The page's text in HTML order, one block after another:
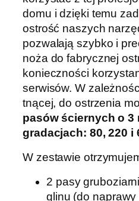
domu i dzięki temu
ostrość naszych
pozwalają szybko i
noża do fabrycznej
konieczności
serwisów. W
tnącej, do ostrzenia
pasów ściernych o 3
gradacjach: 80, 220 i
W zestawie
2 pasy
glinu (do